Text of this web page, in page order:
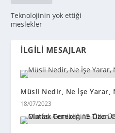
Teknolojinin yok ettiği
meslekler
İLGILI MESAJLAR
Müsli Nedir, Ne İşe Yarar,
18/07/2023